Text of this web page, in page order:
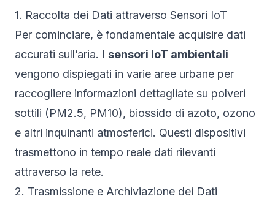
1. Raccolta dei Dati attraverso Sensori IoT
Per cominciare, è fondamentale acquisire dati
accurati sull’aria. I sensori IoT ambientali
vengono dispiegati in varie aree urbane per
raccogliere informazioni dettagliate su polveri
sottili (PM2.5, PM10), biossido di azoto, ozono
e altri inquinanti atmosferici. Questi dispositivi
trasmettono in tempo reale dati rilevanti
attraverso la rete.
2. Trasmissione e Archiviazione dei Dati